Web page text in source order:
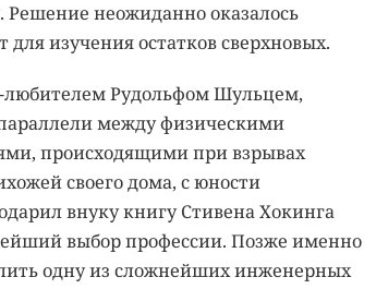
Решение неожиданно оказалось
изучения остатков сверхновых.
любителем Рудольфом Шульцем,
между физическими
происходящими при взрывах
своего дома, с юности
внуку книгу Стивена Хокинга
выбор профессии. Позже именно
одну из сложнейших инженерных